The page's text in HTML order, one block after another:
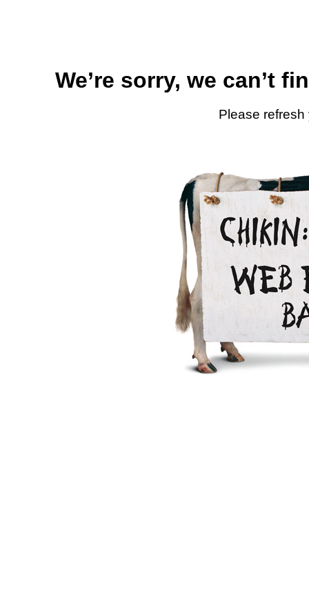
We’re sorry, we can’t
Please refresh